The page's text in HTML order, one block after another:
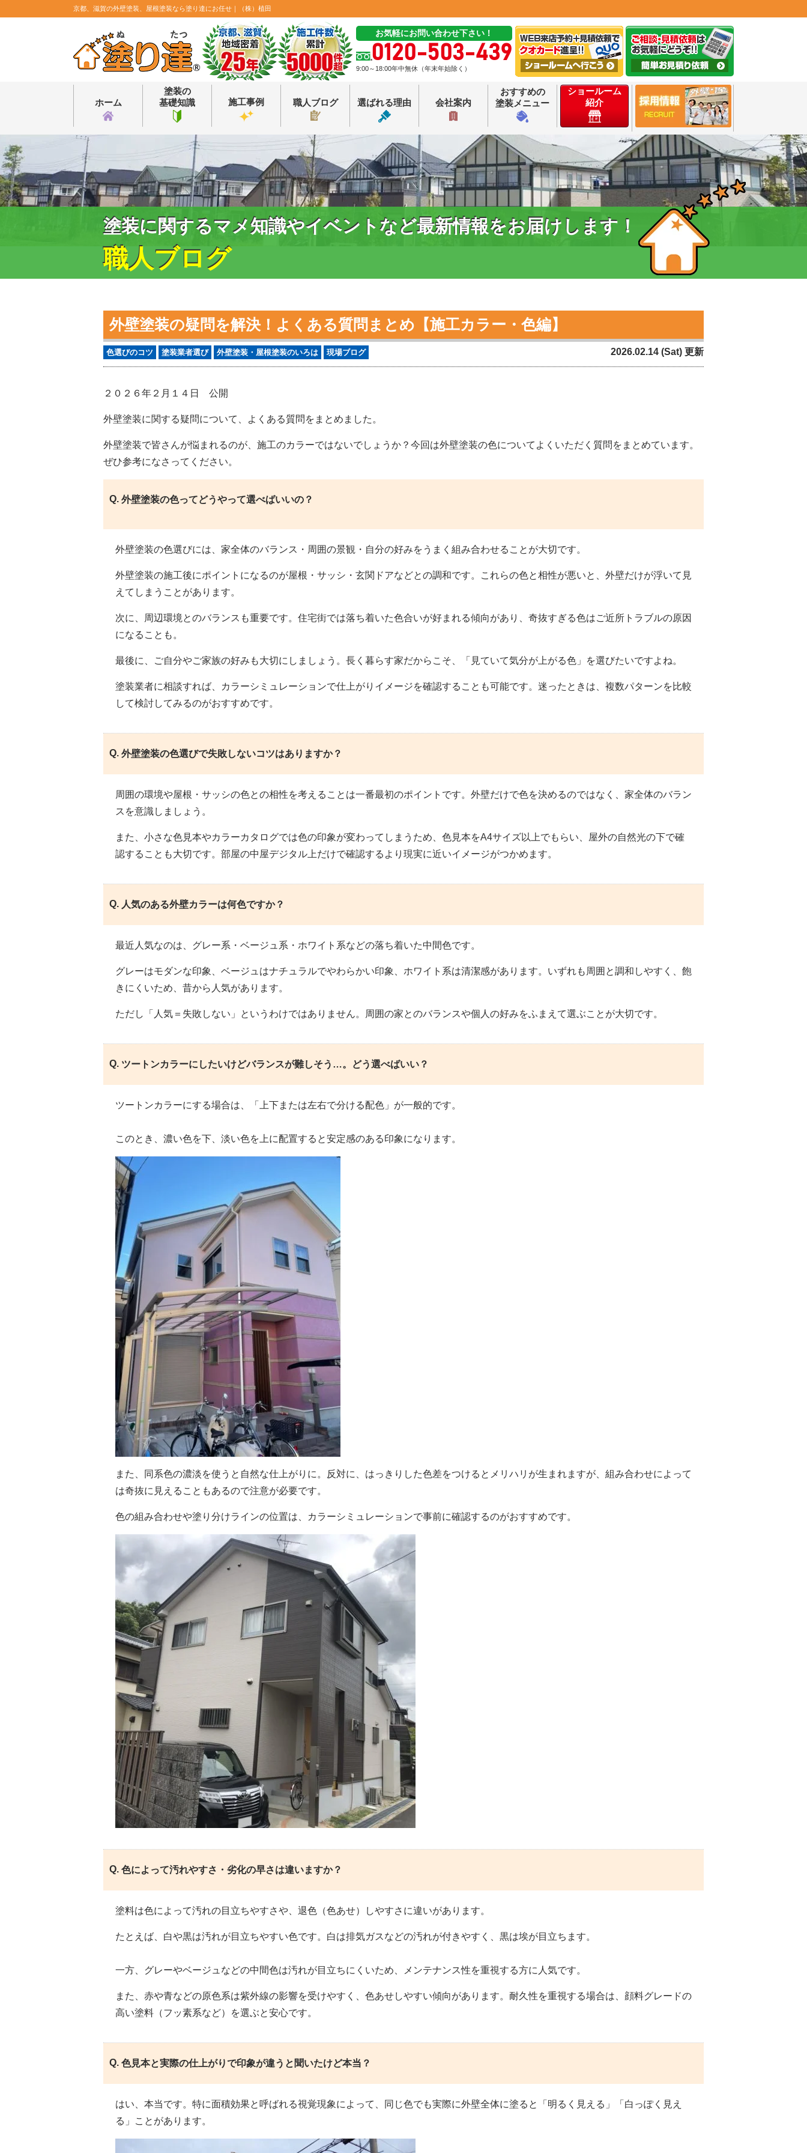
京都、滋賀の外壁塗装、屋根塗装なら塗り達にお任せ｜（株）植田
お気軽にお問い合わせ下さい！
0120-503-439
9:00～18:00年中無休（年末年始除く）
ホーム
塗装の
基礎知識
施工事例 職人ブログ 選ばれる理由 会社案内
おすすめの
塗装メニュー
ショールーム
紹介
塗装に関するマメ知識やイベントなど最新情報をお届けします！
職人ブログ
外壁塗装の疑問を解決！よくある質問まとめ【施工カラー・色編】
色選びのコツ 塗装業者選び 外壁塗装・屋根塗装のいろは 現場ブログ 2026.02.14 (Sat) 更新
２０２６年２月１４日 公開
外壁塗装に関する疑問について、よくある質問をまとめました。
外壁塗装で皆さんが悩まれるのが、施工のカラーではないでしょうか？今回は外壁塗装の色についてよくいただく質問をまとめています。
ぜひ参考になさってください。
外壁塗装の色ってどうやって選べばいいの？
外壁塗装の色選びには、家全体のバランス・周囲の景観・自分の好みをうまく組み合わせることが大切です。
外壁塗装の施工後にポイントになるのが屋根・サッシ・玄関ドアなどとの調和です。これらの色と相性が悪いと、外壁だけが浮いて見
えてしまうことがあります。
次に、周辺環境とのバランスも重要です。住宅街では落ち着いた色合いが好まれる傾向があり、奇抜すぎる色はご近所トラブルの原因
になることも。
最後に、ご自分やご家族の好みも大切にしましょう。長く暮らす家だからこそ、「見ていて気分が上がる色」を選びたいですよね。
塗装業者に相談すれば、カラーシミュレーションで仕上がりイメージを確認することも可能です。迷ったときは、複数パターンを比較
して検討してみるのがおすすめです。
外壁塗装の色選びで失敗しないコツはありますか？
周囲の環境や屋根・サッシの色との相性を考えることは一番最初のポイントです。外壁だけで色を決めるのではなく、家全体のバラン
スを意識しましょう。
また、小さな色見本やカラーカタログでは色の印象が変わってしまうため、色見本をA4サイズ以上でもらい、屋外の自然光の下で確
認することも大切です。部屋の中屋デジタル上だけで確認するより現実に近いイメージがつかめます。
人気のある外壁カラーは何色ですか？
最近人気なのは、グレー系・ベージュ系・ホワイト系などの落ち着いた中間色です。
グレーはモダンな印象、ベージュはナチュラルでやわらかい印象、ホワイト系は清潔感があります。いずれも周囲と調和しやすく、飽
きにくいため、昔から人気があります。
ただし「人気＝失敗しない」というわけではありません。周囲の家とのバランスや個人の好みをふまえて選ぶことが大切です。
ツートンカラーにしたいけどバランスが難しそう…。どう選べばいい？
ツートンカラーにする場合は、「上下または左右で分ける配色」が一般的です。
このとき、濃い色を下、淡い色を上に配置すると安定感のある印象になります。
また、同系色の濃淡を使うと自然な仕上がりに。反対に、はっきりした色差をつけるとメリハリが生まれますが、組み合わせによって
は奇抜に見えることもあるので注意が必要です。
色の組み合わせや塗り分けラインの位置は、カラーシミュレーションで事前に確認するのがおすすめです。
色によって汚れやすさ・劣化の早さは違いますか？
塗料は色によって汚れの目立ちやすさや、退色（色あせ）しやすさに違いがあります。
たとえば、白や黒は汚れが目立ちやすい色です。白は排気ガスなどの汚れが付きやすく、黒は埃が目立ちます。
一方、グレーやベージュなどの中間色は汚れが目立ちにくいため、メンテナンス性を重視する方に人気です。
また、赤や青などの原色系は紫外線の影響を受けやすく、色あせしやすい傾向があります。耐久性を重視する場合は、顔料グレードの
高い塗料（フッ素系など）を選ぶと安心です。
色見本と実際の仕上がりで印象が違うと聞いたけど本当？
はい、本当です。特に面積効果と呼ばれる視覚現象によって、同じ色でも実際に外壁全体に塗ると「明るく見える」「白っぽく見え
る」ことがあります。